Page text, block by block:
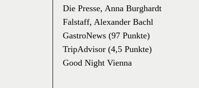
Die Presse, Anna Burghardt
Falstaff, Alexander Bachl
GastroNews (97 Punkte)
TripAdvisor (4,5 Punkte)
Good Night Vienna